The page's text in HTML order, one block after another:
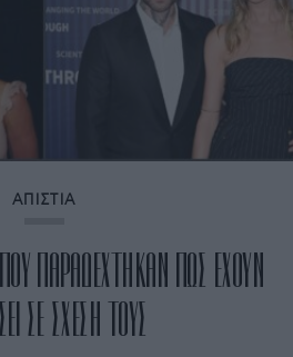
ΑΠΙΣΤΙΑ
ΠΑΡΑΔΕΧΤΗΚΑΝ ΠΩΣ ΕΧΟΥΝ
ΣΕ ΣΧΕΣΗ ΤΟΥΣ